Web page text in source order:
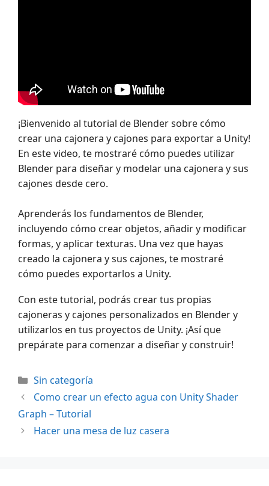
¡Bienvenido al tutorial de Blender sobre cómo
crear una cajonera y cajones para exportar a Unity!
En este video, te mostraré cómo puedes utilizar
Blender para diseñar y modelar una cajonera y sus
cajones desde cero.
Aprenderás los fundamentos de Blender,
incluyendo cómo crear objetos, añadir y modificar
formas, y aplicar texturas. Una vez que hayas
creado la cajonera y sus cajones, te mostraré
cómo puedes exportarlos a Unity.
Con este tutorial, podrás crear tus propias
cajoneras y cajones personalizados en Blender y
utilizarlos en tus proyectos de Unity. ¡Así que
prepárate para comenzar a diseñar y construir!
Categorías
Sin categoría
Como crear un efecto agua con Unity Shader
Graph – Tutorial
Hacer una mesa de luz casera